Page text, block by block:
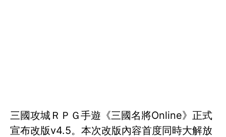
三國攻城ＲＰＧ手遊《三國名將Online》正式
宣布改版v4.5。本次改版內容首度同時大解放